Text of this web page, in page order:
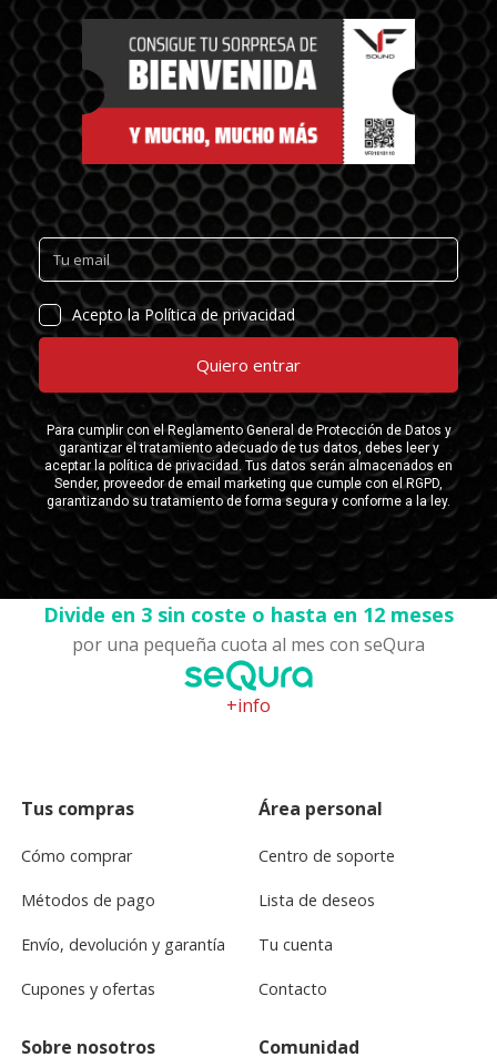
Divide en 3 sin coste o hasta en 12 meses
por una pequeña cuota al mes con seQura
+info
Tus compras
Cómo comprar
Métodos de pago
Envío, devolución y garantía
Cupones y ofertas
Área personal
Centro de soporte
Lista de deseos
Tu cuenta
Contacto
Sobre nosotros Comunidad